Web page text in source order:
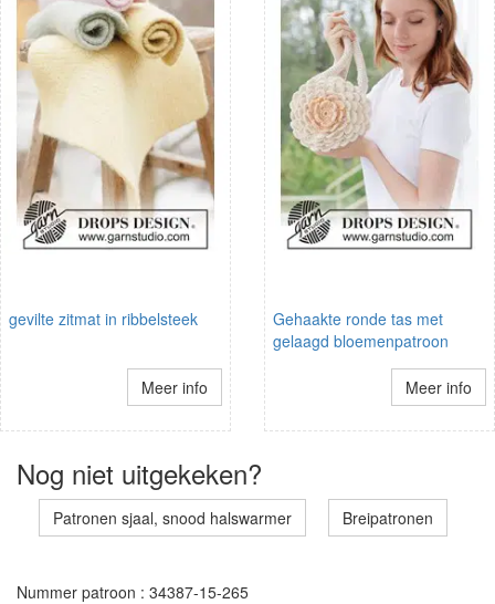
gevilte zitmat in ribbelsteek
Meer info
Gehaakte ronde tas met
gelaagd bloemenpatroon
Meer info
Nog niet uitgekeken?
Patronen sjaal, snood halswarmer Breipatronen
Nummer patroon : 34387-15-265